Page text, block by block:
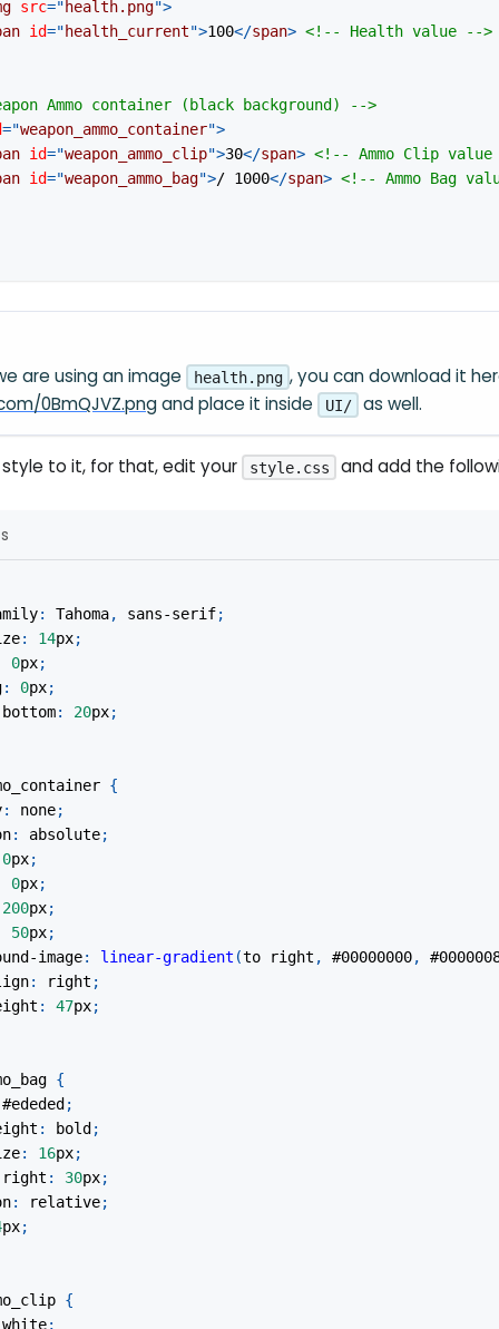
src="health.png">
id="health_current">100</span> <!-- Health value -->
Ammo container (black background) -->
="weapon_ammo_container">
id="weapon_ammo_clip">30</span> <!-- Ammo Clip
id="weapon_ammo_bag">/ 1000</span> <!-- Ammo Bag
are using an image health.png , you can download it
0BmQJVZ.pngand place it inside UI/ as well.
style to it, for that, edit your style.css and add the
: Tahoma, sans-serif;
: 14px;
0px;
: 0px;
: 20px;
{
: none;
: absolute;
0px;
0px;
200px;
50px;
image: linear-gradient (to right , #00000000,
: right ;
: 47px;
{
#ededed ;
: bold ;
: 16px;
right : 30px;
: relative;
px;
{
white;